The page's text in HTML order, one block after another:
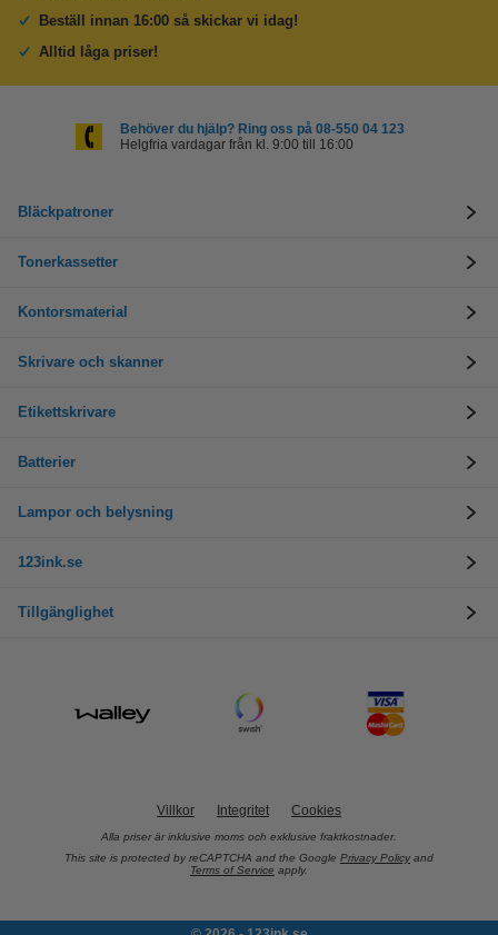
Beställ innan 16:00 så skickar vi idag!
Alltid låga priser!
Behöver du hjälp? Ring oss på 08-550 04 123
Helgfria vardagar från kl. 9:00 till 16:00
Bläckpatroner
Tonerkassetter
Kontorsmaterial
Skrivare och skanner
Etikettskrivare
Batterier
Lampor och belysning
123ink.se
Tillgänglighet
Villkor Integritet Cookies
Alla priser är inklusive moms och exklusive fraktkostnader.
This site is protected by reCAPTCHA and the Google Privacy Policy and
Terms of Service apply.